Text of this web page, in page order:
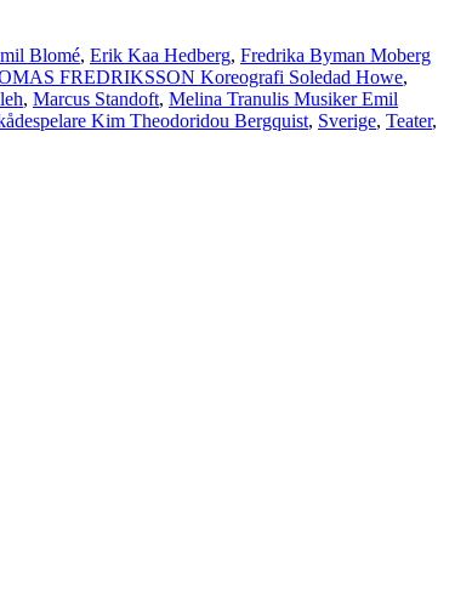
Blomé, Erik Kaa Hedberg, Fredrika Byman Moberg
FREDRIKSSON Koreografi Soledad Howe,
, Marcus Standoft, Melina Tranulis Musiker Emil
Kim Theodoridou Bergquist, Sverige, Teater,